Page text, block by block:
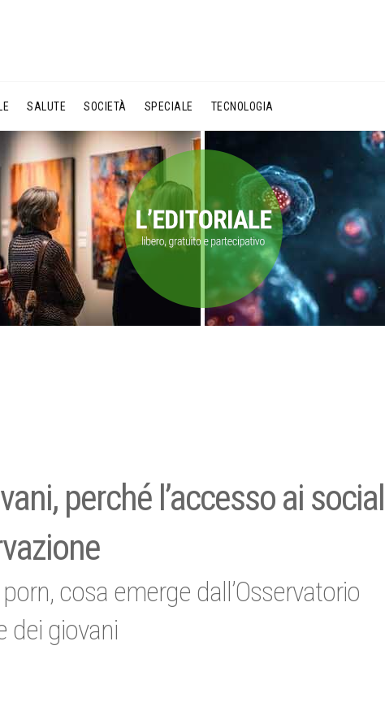
SALUTE SOCIETÀ SPECIALE TECNOLOGIA
perché l’accesso ai
cosa emerge dall’Osservatorio
dei giovani